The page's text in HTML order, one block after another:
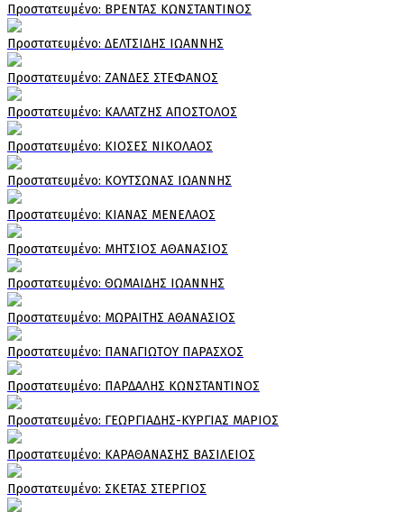
Πρoστατευμένο: ΒΡΕΝΤΑΣ ΚΩΝΣΤΑΝΤΙΝΟΣ
Πρoστατευμένο: ΔΕΛΤΣΙΔΗΣ ΙΩΑΝΝΗΣ
Πρoστατευμένο: ΖΑΝΔΕΣ ΣΤΕΦΑΝΟΣ
Πρoστατευμένο: ΚΑΛΑΤΖΗΣ ΑΠΟΣΤΟΛΟΣ
Πρoστατευμένο: ΚΙΟΣΕΣ ΝΙΚΟΛΑΟΣ
Πρoστατευμένο: ΚΟΥΤΣΩΝΑΣ ΙΩΑΝΝΗΣ
Πρoστατευμένο: ΚΙΑΝΑΣ ΜΕΝΕΛΑΟΣ
Πρoστατευμένο: ΜΗΤΣΙΟΣ ΑΘΑΝΑΣΙΟΣ
Πρoστατευμένο: ΘΩΜΑΙΔΗΣ ΙΩΑΝΝΗΣ
Πρoστατευμένο: ΜΩΡΑΙΤΗΣ ΑΘΑΝΑΣΙΟΣ
Πρoστατευμένο: ΠΑΝΑΓΙΩΤΟΥ ΠΑΡΑΣΧΟΣ
Πρoστατευμένο: ΠΑΡΔΑΛΗΣ ΚΩΝΣΤΑΝΤΙΝΟΣ
Πρoστατευμένο: ΓΕΩΡΓΙΑΔΗΣ-ΚΥΡΓΙΑΣ ΜΑΡΙΟΣ
Πρoστατευμένο: ΚΑΡΑΘΑΝΑΣΗΣ ΒΑΣΙΛΕΙΟΣ
Πρoστατευμένο: ΣΚΕΤΑΣ ΣΤΕΡΓΙΟΣ